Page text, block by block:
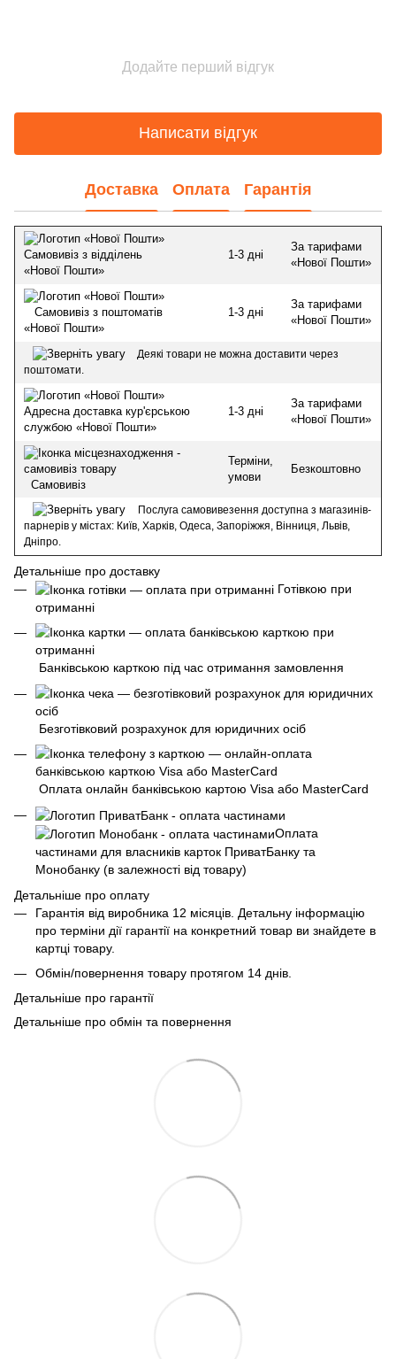
Додайте перший відгук
Написати відгук
Доставка Оплата Гарантія
Самовивіз з відділень
«Нової Пошти»
1-3 дні
За тарифами
«Нової Пошти»
Самовивіз з поштоматів
«Нової Пошти»
1-3 дні
За тарифами
«Нової Пошти»
Деякі товари не можна доставити через
поштомати.
Адресна доставка кур'єрською
службою «Нової Пошти»
1-3 дні
За тарифами
«Нової Пошти»
Самовивіз
Терміни,
умови
Безкоштовно
Послуга самовивезення доступна з магазинів-
парнерів у містах: Київ, Харків, Одеса, Запоріжжя, Вінниця, Львів,
Дніпро.
Детальніше про доставку
Готівкою при
отриманні
Банківською карткою під час отримання замовлення
Безготівковий розрахунок для юридичних осіб
Оплата онлайн банківською картою Visa або MasterCard
Оплата
частинами для власників карток ПриватБанку та
Монобанку (в залежності від товару)
Детальніше про оплату
Гарантія від виробника 12 місяців. Детальну інформацію
про терміни дії гарантії на конкретний товар ви знайдете в
картці товару.
Обмін/повернення товару протягом 14 днів.
Детальніше про гарантії
Детальніше про обмін та повернення